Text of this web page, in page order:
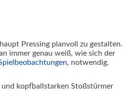
Pressing planvoll zu gestalten.
immer genau weiß, wie sich der
, notwendig.
und kopfballstarken Stoßstürmer